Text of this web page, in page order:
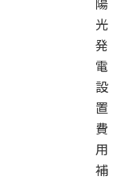
光
発
電
設
置
費
用
補